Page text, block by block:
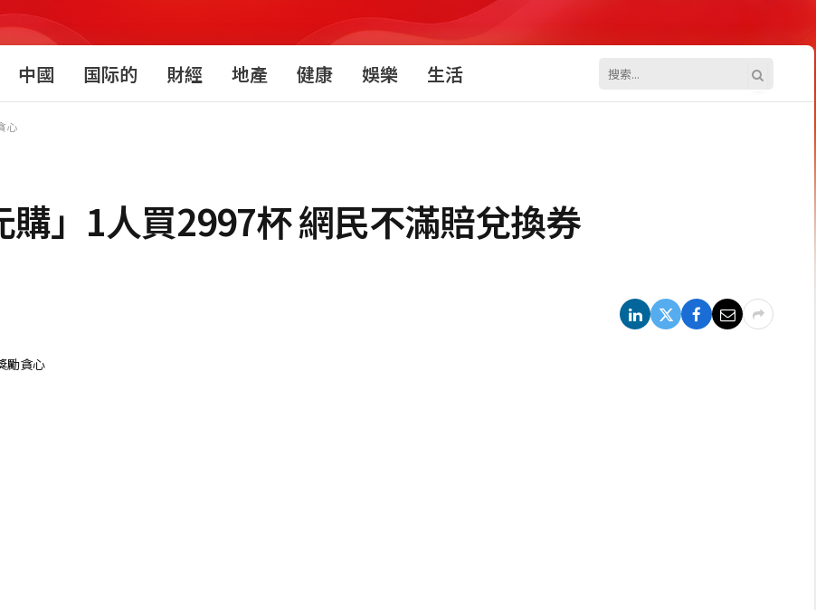
中國 国际的 財經 地產 健康 娛樂 生活
心
」1人買2997杯 網民不滿賠兌換券